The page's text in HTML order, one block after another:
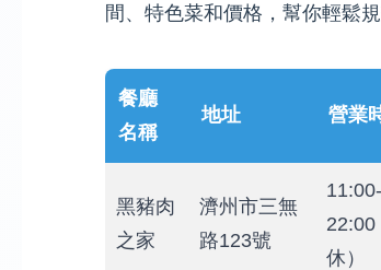
間、特色菜和價格，幫你輕鬆
餐廳
名稱
地址 營業
黑豬肉
之家
濟州市三無
路123號
11:00-
22:00
休）